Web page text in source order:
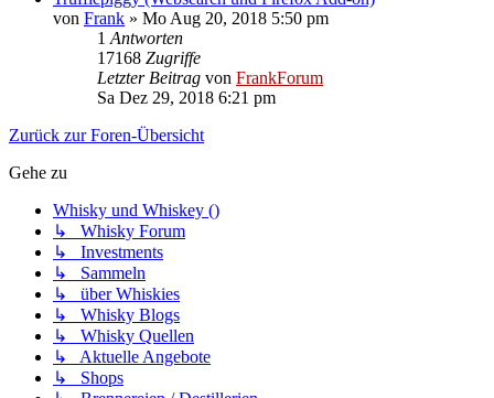
von Frank » Mo Aug 20, 2018 5:50 pm
1Antworten
17168 Zugriffe
Letzter Beitrag von FrankForum
Sa Dez 29, 2018 6:21 pm
Zurück zur Foren-Übersicht
Gehe zu
Whisky und Whiskey ()
↳ Whisky Forum
↳ Investments
↳ Sammeln
↳ über Whiskies
↳ Whisky Blogs
↳ Whisky Quellen
↳ Aktuelle Angebote
↳ Shops